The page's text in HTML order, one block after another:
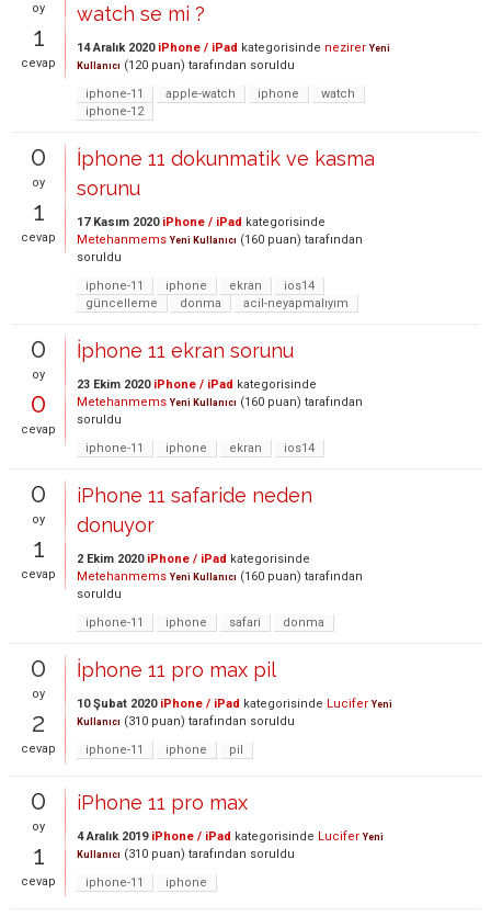
oy
1
cevap
watch se mi ?
14 Aralık 2020 iPhone / iPad kategorisinde nezirer Yeni
Kullanıcı (120 puan) tarafından soruldu
iphone-11
apple-watch iphone
watch
iphone-12
0
oy
1
cevap
İphone 11 dokunmatik ve kasma
sorunu
17 Kasım 2020 iPhone / iPad kategorisinde
Metehanmems Yeni Kullanıcı (160 puan) tarafından
soruldu
iphone-11
iphone ekran
ios14
güncelleme
donma acil-neyapmalıyım
0
oy
0
cevap
İphone 11 ekran sorunu
23 Ekim 2020 iPhone / iPad kategorisinde
Metehanmems Yeni Kullanıcı (160 puan) tarafından
soruldu
iphone-11
iphone ekran ios14
0
oy
1
cevap
iPhone 11 safaride neden
donuyor
2 Ekim 2020 iPhone / iPad kategorisinde
Metehanmems Yeni Kullanıcı (160 puan) tarafından
soruldu
iphone-11
iphone safari donma
0
oy
2
cevap
İphone 11 pro max pil
10 Şubat 2020 iPhone / iPad kategorisinde Lucifer Yeni
Kullanıcı (310 puan) tarafından soruldu
iphone-11
iphone pil
0
oy
1
cevap
iPhone 11 pro max
4 Aralık 2019 iPhone / iPad kategorisinde Lucifer Yeni
Kullanıcı (310 puan) tarafından soruldu
iphone-11
iphone